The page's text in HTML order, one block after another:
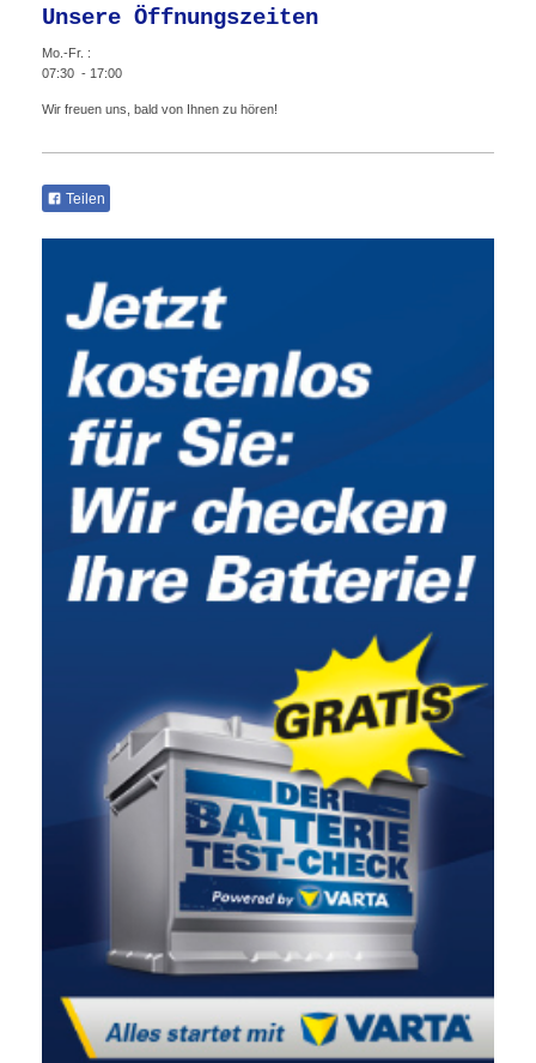
Unsere Öffnungszeiten
Mo.-Fr. :
07:30 - 17:00
Wir freuen uns, bald von Ihnen zu hören!
Teilen